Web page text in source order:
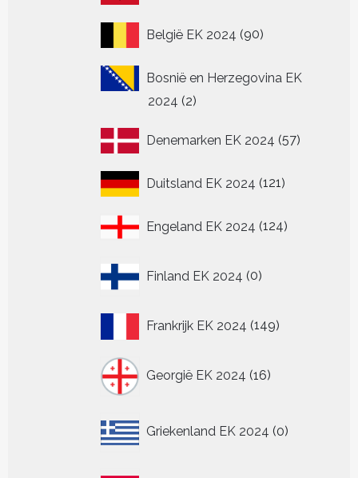
België EK 2024 9090
Bosnië en Herzegovina EK
2024 22
Denemarken EK 2024 5757
Duitsland EK 2024 121121
Engeland EK 2024 124124
Finland EK 2024 0
producten
Frankrijk EK 2024 149149
Georgië EK 2024 16
producten
Griekenland EK 2024 0
producten